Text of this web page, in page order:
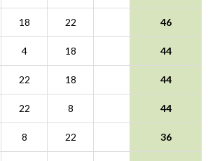
18 22 46
4 18 44
22 18 44
22 8 44
8 22 36